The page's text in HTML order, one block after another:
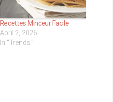
Recettes Minceur Facile
April 2, 2026
In "Trends"